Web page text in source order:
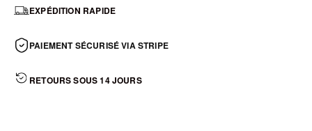
EXPÉDITION RAPIDE
PAIEMENT SÉCURISÉ VIA STRIPE
RETOURS SOUS 14 JOURS